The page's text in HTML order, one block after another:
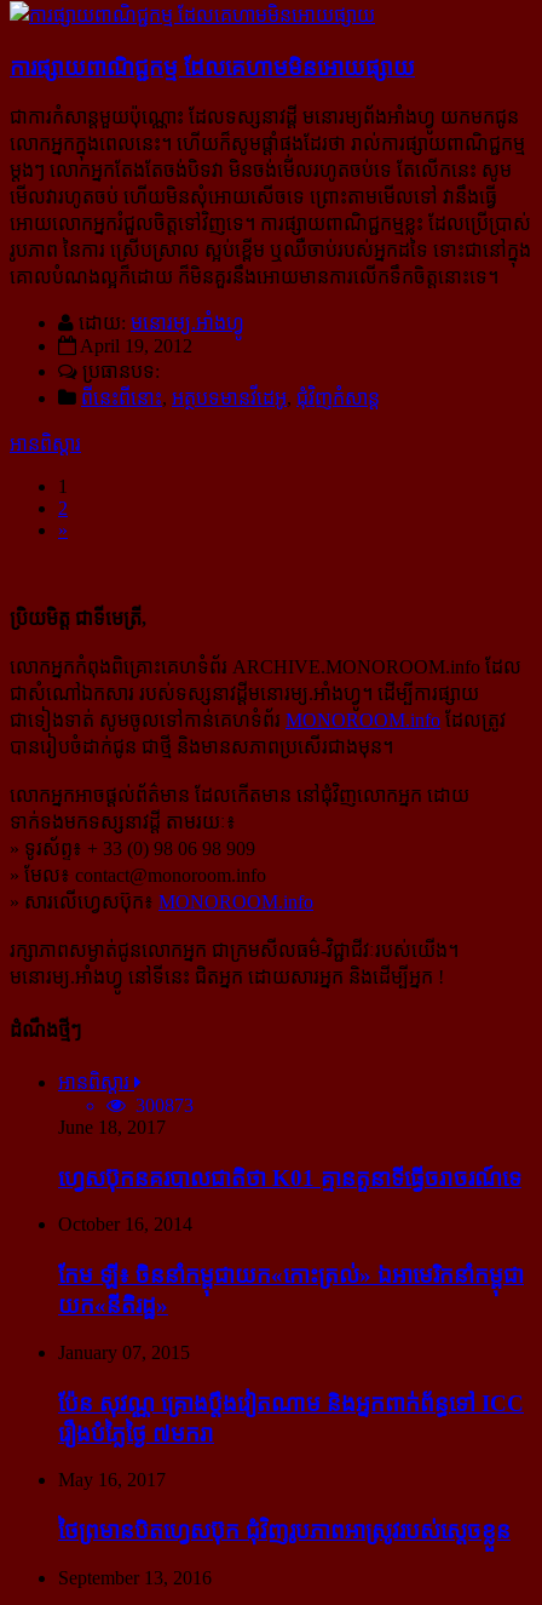
ការផ្សាយពាណិជ្ជកម្ម ដែលគេហាមមិនអោយផ្សាយ
ជាការកំសាន្ដមួយប៉ុណ្ណោះ ដែលទស្សនាវដ្ដី មនោរម្យព័ងអាំងហ្វូ យកមកជូន
លោកអ្នកក្នុងពេលនេះ។ ហើយក៏សូមផ្ដាំផងដែរថា រាល់ការផ្សាយពាណិជ្ជកម្ម
ម្ដងៗ លោកអ្នកតែងតែចង់បិទវា មិនចង់មើ់លរហូតចប់ទេ តែលើកនេះ សូម
មើលវារហូតចប់ ហើយមិនសុំអោយសើចទេ ព្រោះតាមមើលទៅ វានឹងធ្វើ
អោយលោកអ្នករំជួលចិត្តទៅវិញទេ។ ការផ្សាយពាណិជ្ជកម្មខ្លះ ដែលប្រើប្រាស់
រូបភាព នៃការ ស្រើបស្រាល ស្អប់ខ្ពើម ឬឈឺចាប់របស់អ្នកដទៃ ទោះជានៅក្នុង
គោលបំណងល្អក៏ដោយ ក៏មិនគួរនឹងអោយមានការលើកទឹកចិត្តនោះទេ។
ដោយ: មនោរម្យ.អាំងហ្វូ
April 19, 2012
ប្រធានបទ:
ពីនេះពីនោះ, អត្ថបទមានវីដេអូ, ជុំវិញកំសាន្ដ
អានពិស្ដារ
1
2
»
ប្រិយមិត្ត ជាទីមេត្រី,
លោកអ្នកកំពុងពិគ្រោះគេហទំព័រ ARCHIVE.MONOROOM.info ដែល
ជាសំណៅឯកសារ របស់ទស្សនាវដ្ដីមនោរម្យ.អាំងហ្វូ។ ដើម្បីការផ្សាយ
ជាទៀងទាត់ សូមចូលទៅកាន់​គេហទំព័រ MONOROOM.info ដែលត្រូវ
បានរៀបចំដាក់ជូន ជាថ្មី និងមានសភាពប្រសើរជាងមុន។
លោកអ្នកអាចផ្ដល់ព័ត៌មាន ដែលកើតមាន នៅជុំវិញលោកអ្នក ដោយ
ទាក់ទងមកទស្សនាវដ្ដី តាមរយៈ៖
» ទូរស័ព្ទ៖ + 33 (0) 98 06 98 909
» មែល៖ contact@monoroom.info
» សារលើហ្វេសប៊ុក៖ MONOROOM.info
រក្សាភាពសម្ងាត់ជូនលោកអ្នក ជាក្រមសីលធម៌-​វិជ្ជាជីវៈ​របស់យើង។
មនោរម្យ.អាំងហ្វូ នៅទីនេះ ជិតអ្នក ដោយសារអ្នក និងដើម្បីអ្នក !
ដំណឹងថ្មីៗ
អានពិស្ដារ
300873
June 18, 2017
ហ្វេសប៊ុក​នគរបាល​ជាតិ​ថា K01 គ្មាន​តួនាទី​ធ្វើ​ចរាចរណ៍​ទេ
October 16, 2014
កែម ឡី៖ ចិន​នាំ​កម្ពុជា​យក​«កោះ​ត្រល់» ឯ​អាមេរិក​នាំ​កម្ពុជា​
យក​«នីតិរដ្ឋ»
January 07, 2015
ប៉ែន សុវណ្ណ គ្រោង​ប្តឹង​វៀតណាម និង​អ្នក​ពាក់​ព័ន្ធ​ទៅ ICC
រឿង​បំភ្លៃ​ថ្ងៃ ៧​មករា
May 16, 2017
ថៃ​ព្រមាន​បិត​ហ្វេសប៊ុក ជុំ​វិញ​រូបភាព​អាស្រូវ​របស់​ស្ដេច​ខ្លួន
September 13, 2016